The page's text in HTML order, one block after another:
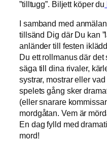
”tilltugg”. Biljett köper du
I samband med
tillsänd Dig där Du kan
anländer till festen
Du ett rollmanus där det
säga till dina rivaler,
systrar, mostrar eller
spelets gång sker
(eller snarare
mordgåtan. Vem är
En dag fylld med
mord!